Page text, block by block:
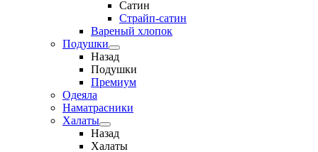
Сатин
Страйп-сатин
Вареный хлопок
Подушки
Назад
Подушки
Премиум
Одеяла
Наматрасники
Халаты
Назад
Халаты